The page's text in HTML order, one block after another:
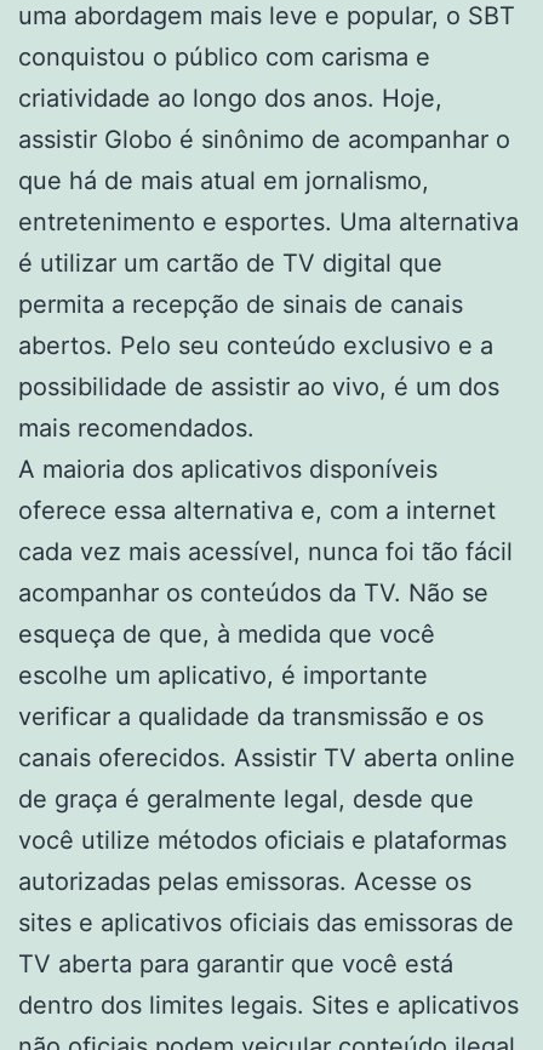
uma abordagem mais leve e popular, o SBT
conquistou o público com carisma e
criatividade ao longo dos anos. Hoje,
assistir Globo é sinônimo de acompanhar o
que há de mais atual em jornalismo,
entretenimento e esportes. Uma alternativa
é utilizar um cartão de TV digital que
permita a recepção de sinais de canais
abertos. Pelo seu conteúdo exclusivo e a
possibilidade de assistir ao vivo, é um dos
mais recomendados.
A maioria dos aplicativos disponíveis
oferece essa alternativa e, com a internet
cada vez mais acessível, nunca foi tão fácil
acompanhar os conteúdos da TV. Não se
esqueça de que, à medida que você
escolhe um aplicativo, é importante
verificar a qualidade da transmissão e os
canais oferecidos. Assistir TV aberta online
de graça é geralmente legal, desde que
você utilize métodos oficiais e plataformas
autorizadas pelas emissoras. Acesse os
sites e aplicativos oficiais das emissoras de
TV aberta para garantir que você está
dentro dos limites legais. Sites e aplicativos